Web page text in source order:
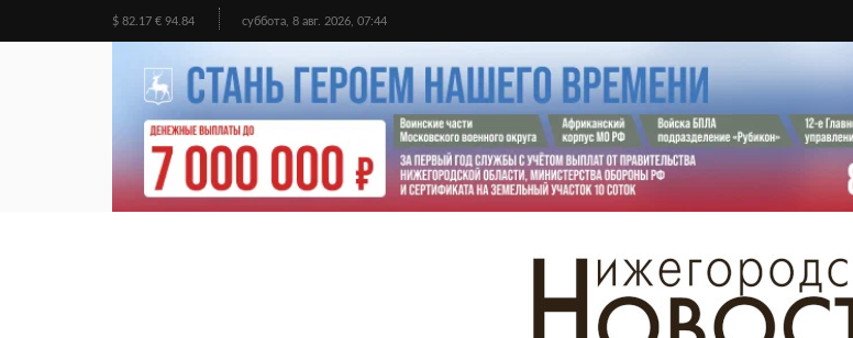
$ 82.17 € 94.84 суббота, 8 авг. 2026, 07:44